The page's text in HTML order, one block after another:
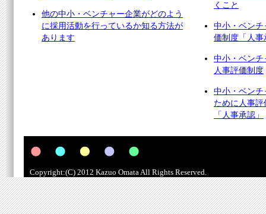
他の中小・ベンチャー企業がどのよう
に採用活動を行っているか知る方法が
あります
くこと
中小・ベン
価制度「人事
中小・ベン
人事評価制度
中小・ベン
ために人事
「人事承認」
Copyright:(C) 2012 Kazuo Omata All Rights Reserved.